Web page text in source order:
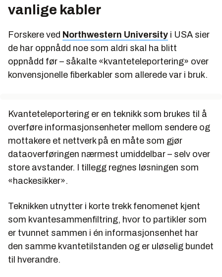
vanlige kabler
Forskere ved Northwestern University i USA sier
de har oppnådd noe som aldri skal ha blitt
oppnådd før – såkalte «kvanteteleportering» over
konvensjonelle fiberkabler som allerede var i bruk.
Kvanteteleportering er en teknikk som brukes til å
overføre informasjonsenheter mellom sendere og
mottakere et nettverk på en måte som gjør
dataoverføringen nærmest umiddelbar – selv over
store avstander. I tillegg regnes løsningen som
«hackesikker».
Teknikken utnytter i korte trekk fenomenet kjent
som kvantesammenfiltring, hvor to partikler som
er tvunnet sammen i én informasjonsenhet har
den samme kvantetilstanden og er uløselig bundet
til hverandre.